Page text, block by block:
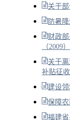
关于
防暑
财政
（2009）
关于
补贴征
建设
保障农
福建省